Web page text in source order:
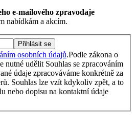
e-mailového zpravodaje
nabídkám a akcím.
Přihlásit se
osobních údajů.Podle zákona o
nutné udělit Souhlas se zpracováním
údaje zpracováváme konkrétně za
Souhlas lze vzít kdykoliv zpět, a to
nebo dopisu na kontaktní údaje